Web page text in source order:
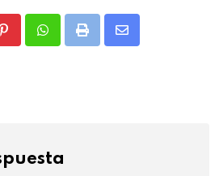
PinterestWhatsappPrint
Share